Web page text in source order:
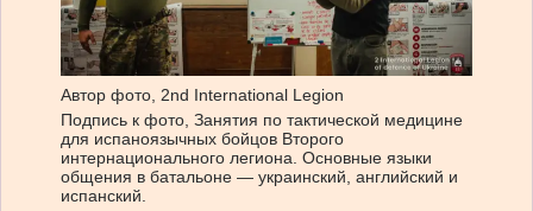
Автор фото, 2nd International Legion
Подпись к фото, Занятия по тактической медицине
для испаноязычных бойцов Второго
интернационального легиона. Основные языки
общения в батальоне — украинский, английский и
испанский.